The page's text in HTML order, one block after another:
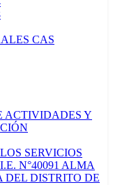
CAS
ACTIVIDADES Y
SERVICIOS
N°40091 ALMA
DEL DISTRITO DE